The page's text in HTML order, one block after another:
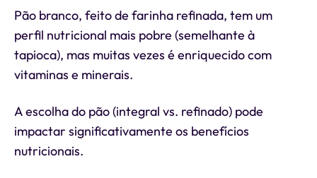
Pão branco, feito de farinha refinada, tem um
perfil nutricional mais pobre (semelhante à
tapioca), mas muitas vezes é enriquecido com
vitaminas e minerais.
A escolha do pão (integral vs. refinado) pode
impactar significativamente os benefícios
nutricionais.